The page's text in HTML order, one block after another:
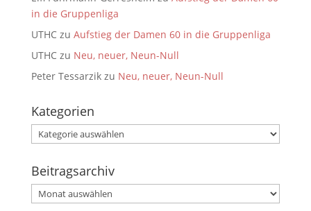
in die Gruppenliga
UTHCzu Aufstieg der Damen 60 in die Gruppenliga
UTHCzu Neu, neuer, Neun-Null
Peter Tessarzikzu Neu, neuer, Neun-Null
Kategorien
Kategorien
Beitragsarchiv
Beitragsarchiv